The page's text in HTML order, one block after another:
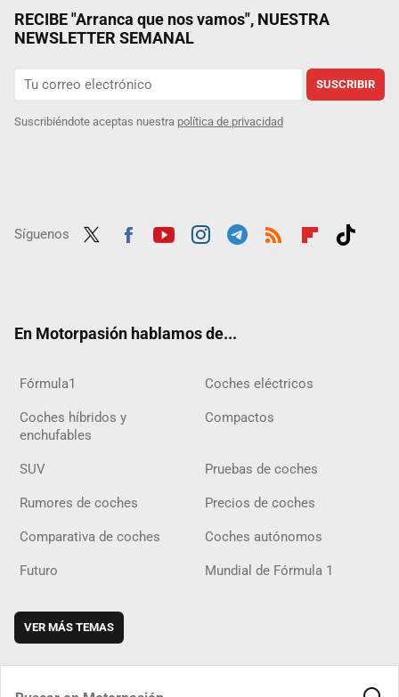
RECIBE "Arranca que nos vamos", NUESTRA
NEWSLETTER SEMANAL
SUSCRIBIR
Suscribiéndote aceptas nuestra política de privacidad
Síguenos
En Motorpasión hablamos de...
Fórmula1 Coches eléctricos
Coches híbridos y
enchufables
Compactos
SUV Pruebas de coches
Rumores de coches Precios de coches
Comparativa de coches Coches autónomos
Futuro Mundial de Fórmula 1
VER MÁS TEMAS